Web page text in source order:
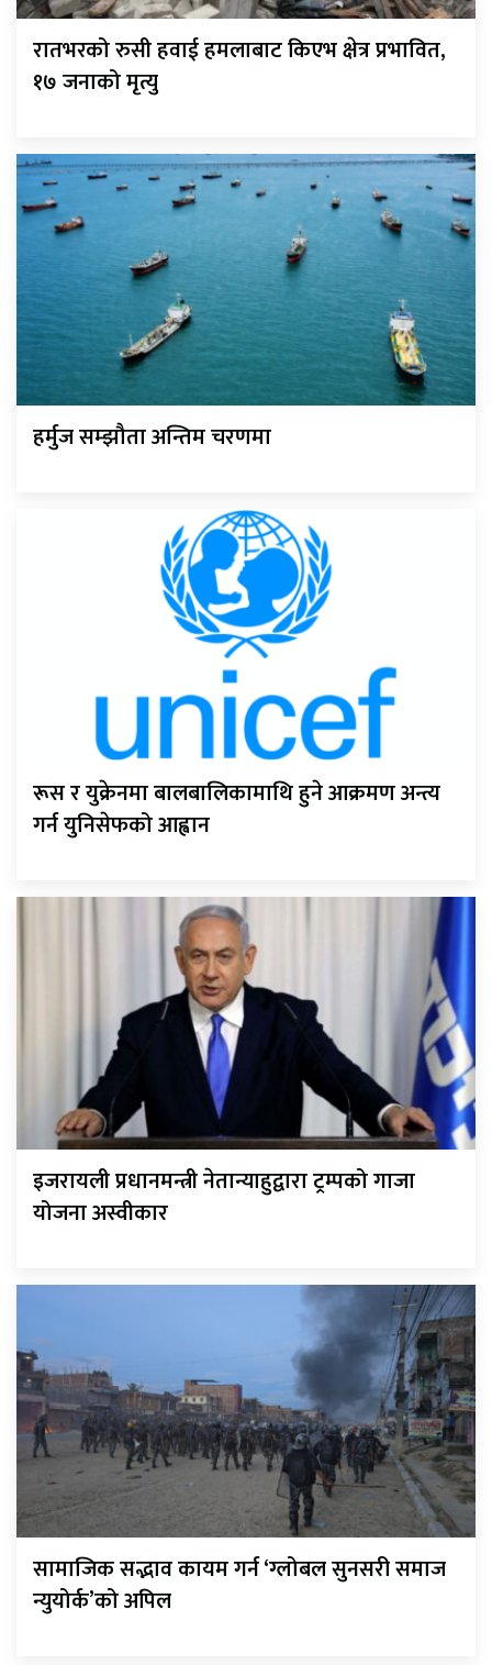
रातभरको रुसी हवाई हमलाबाट किएभ क्षेत्र प्रभावित,
१७ जनाको मृत्यु
हर्मुज सम्झौता अन्तिम चरणमा
रूस र युक्रेनमा बालबालिकामाथि हुने आक्रमण अन्त्य
गर्न युनिसेफको आह्वान
इजरायली प्रधानमन्त्री नेतान्याहुद्वारा ट्रम्पको गाजा
योजना अस्वीकार
सामाजिक सद्भाव कायम गर्न ‘ग्लोबल सुनसरी समाज
न्युयोर्क’को अपिल